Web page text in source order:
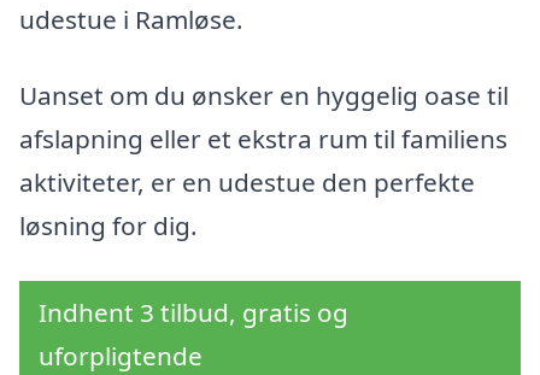
udestue i Ramløse.
Uanset om du ønsker en hyggelig oase til
afslapning eller et ekstra rum til familiens
aktiviteter, er en udestue den perfekte
løsning for dig.
Indhent 3 tilbud, gratis og
uforpligtende